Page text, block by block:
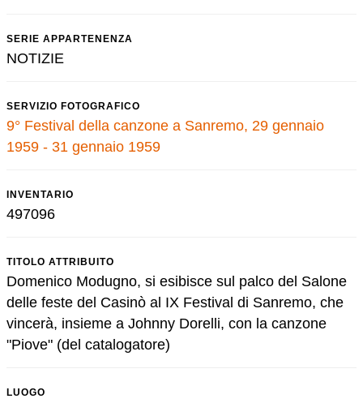
SERIE APPARTENENZA
NOTIZIE
SERVIZIO FOTOGRAFICO
9° Festival della canzone a Sanremo, 29 gennaio
1959 - 31 gennaio 1959
INVENTARIO
497096
TITOLO ATTRIBUITO
Domenico Modugno, si esibisce sul palco del Salone
delle feste del Casinò al IX Festival di Sanremo, che
vincerà, insieme a Johnny Dorelli, con la canzone
"Piove" (del catalogatore)
LUOGO